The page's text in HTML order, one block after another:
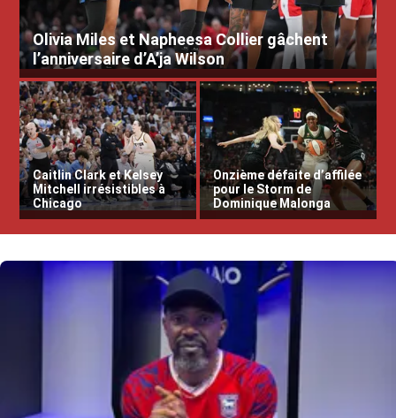
Olivia Miles et Napheesa Collier gâchent
l’anniversaire d’A’ja Wilson
Caitlin Clark et Kelsey
Mitchell irrésistibles à
Chicago
Onzième défaite d’affilée
pour le Storm de
Dominique Malonga